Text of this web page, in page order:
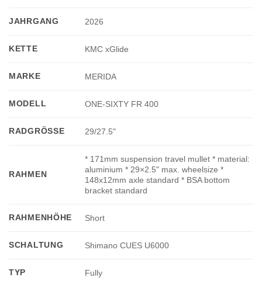
JAHRGANG 2026
KETTE KMC xGlide
MARKE MERIDA
MODELL ONE-SIXTY FR 400
RADGRÖSSE 29/27.5"
RAHMEN
* 171mm suspension travel mullet * material:
aluminium * 29×2.5" max. wheelsize *
148x12mm axle standard * BSA bottom
bracket standard
RAHMENHÖHE Short
SCHALTUNG Shimano CUES U6000
TYP Fully